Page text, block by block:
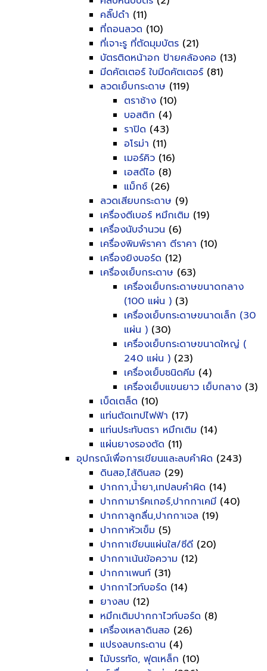
คลิ๊ปดำ (11)
ที่ถอนลวด (10)
ที่เจาะรู ที่ตัดมุมบัตร (21)
บัตรติดหน้าอก ป้ายคล้องคอ (13)
มีดคัตเตอร์ ใบมีดคัตเตอร์ (81)
ลวดเย็บกระดาษ (119)
ตราช้าง (10)
บอสติก (4)
ราปิด (43)
อโรม่า (11)
เมอร์คิว (16)
เอสดีไอ (8)
แม็กซ์ (26)
ลวดเสียบกระดาษ (9)
เครื่องตีเบอร์ หมึกเติม (19)
เครื่องนับจำนวน (6)
เครื่องพิมพ์ราคา ตีราคา (10)
เครื่องยิงบอร์ด (12)
เครื่องเย็บกระดาษ (63)
เครื่องเย็บกระดาษขนาดกลาง
(100 แผ่น ) (3)
เครื่องเย็บกระดาษขนาดเล็ก (30
แผ่น ) (30)
เครื่องเย็บกระดาษขนาดใหญ่ (
240 แผ่น ) (23)
เครื่องเย็บชนิดคีม (4)
เครื่องเย็บแขนยาว เย็บกลาง (3)
เบ็ดเตล็ด (10)
แท่นตัดเทปไฟฟ้า (17)
แท่นประทับตรา หมึกเติม (14)
แผ่นยางรองตัด (11)
อุปกรณ์เพื่อการเขียนและลบคำผิด (243)
ดินสอ,ไส้ดินสอ (29)
ปากกา,น้ำยา,เทปลบคำผิด (14)
ปากกามาร์คเกอร์,ปากกาเคมี (40)
ปากกาลูกลื่น,ปากกาเจล (19)
ปากกาหัวเข็ม (5)
ปากกาเขียนแผ่นใส/ซีดี (20)
ปากกาเน้นข้อความ (12)
ปากกาเพนท์ (31)
ปากกาไวท์บอร์ด (14)
ยางลบ (12)
หมึกเติมปากกาไวท์บอร์ด (8)
เครื่องเหลาดินสอ (26)
แปรงลบกระดาน (4)
ไม้บรรทัด, ฟุตเหล็ก (10)